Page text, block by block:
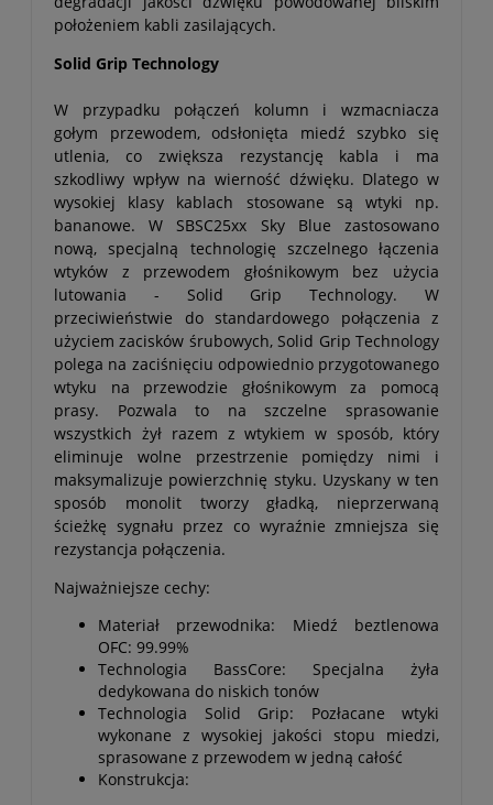
położeniem kabli zasilających.
Solid Grip Technology
W przypadku połączeń kolumn i wzmacniacza
gołym przewodem, odsłonięta miedź szybko się
utlenia, co zwiększa rezystancję kabla i ma
szkodliwy wpływ na wierność dźwięku. Dlatego w
wysokiej klasy kablach stosowane są wtyki np.
bananowe. W SBSC25xx Sky Blue zastosowano
nową, specjalną technologię szczelnego łączenia
wtyków z przewodem głośnikowym bez użycia
lutowania - Solid Grip Technology. W
przeciwieństwie do standardowego połączenia z
użyciem zacisków śrubowych, Solid Grip Technology
polega na zaciśnięciu odpowiednio przygotowanego
wtyku na przewodzie głośnikowym za pomocą
prasy. Pozwala to na szczelne sprasowanie
wszystkich żył razem z wtykiem w sposób, który
eliminuje wolne przestrzenie pomiędzy nimi i
maksymalizuje powierzchnię styku. Uzyskany w ten
sposób monolit tworzy gładką, nieprzerwaną
ścieżkę sygnału przez co wyraźnie zmniejsza się
rezystancja połączenia.
Najważniejsze cechy:
Materiał przewodnika: Miedź beztlenowa
OFC: 99.99%
Technologia BassCore: Specjalna żyła
dedykowana do niskich tonów
Technologia Solid Grip: Pozłacane wtyki
wykonane z wysokiej jakości stopu miedzi,
sprasowane z przewodem w jedną całość
Konstrukcja: